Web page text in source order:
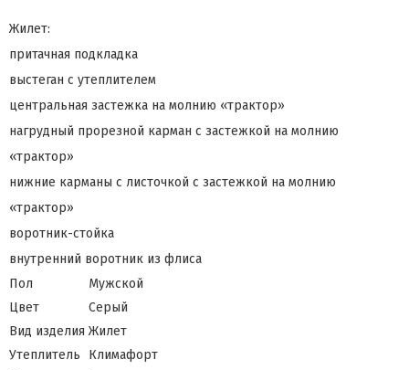
Жилет:
притачная подкладка
выстеган с утеплителем
центральная застежка на молнию «трактор»
нагрудный прорезной карман с застежкой на молнию
«трактор»
нижние карманы с листочкой с застежкой на молнию
«трактор»
воротник-стойка
внутренний воротник из флиса
Пол
Мужской
Цвет
Серый
Вид изделия Жилет
Утеплитель
Климафорт